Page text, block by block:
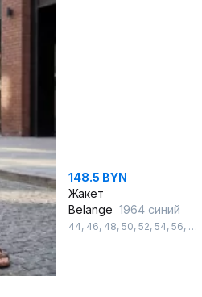
148.5 BYN
Жакет
Belange 1964 синий
44, 46, 48, 50, 52, 54, 56, 58